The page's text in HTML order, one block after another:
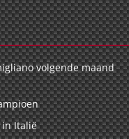
volgende maand
in Italië